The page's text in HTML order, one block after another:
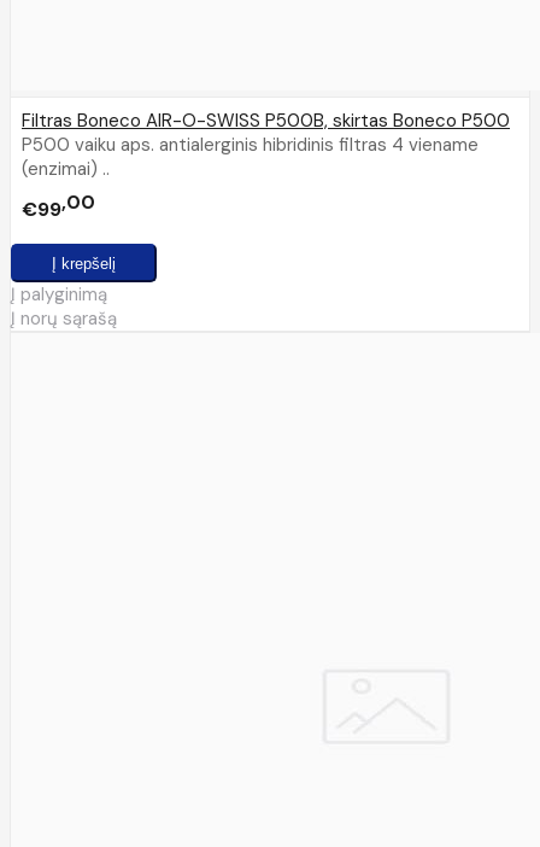
Filtras Boneco AIR-O-SWISS P500B, skirtas Boneco P500
P500 vaiku aps. antialerginis hibridinis filtras 4 viename
(enzimai) ..
€99 00
Į palyginimą
Į norų sąrašą